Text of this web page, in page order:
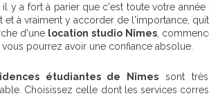
il y a fort à parier que c'est toute votre
et à vraiment y accorder de l'importance,
d'une location studio Nîmes,
pourrez avoir une confiance absolue.
étudiantes de Nîmes sont
Choisissez celle dont les services